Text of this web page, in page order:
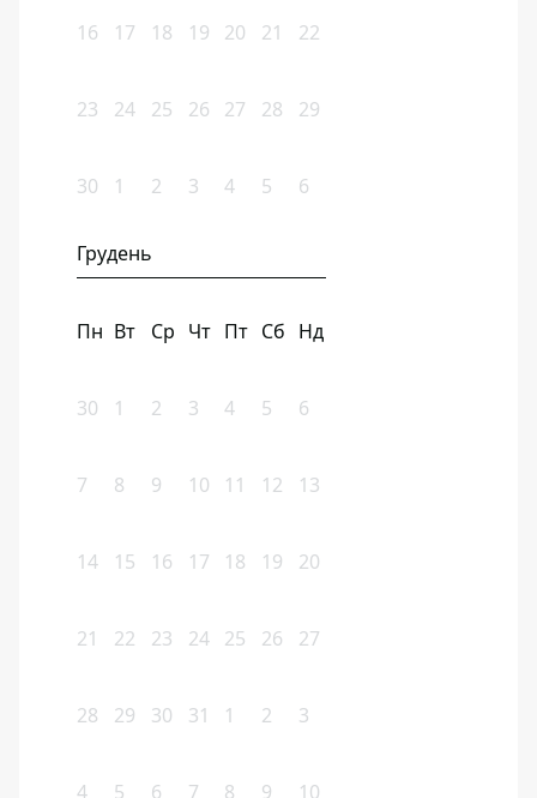
16 17 18 19 20 21 22
23 24 25 26 27 28 29
30 1 2 3 4 5 6
Грудень
Пн Вт Ср Чт Пт Сб Нд
30 1 2 3 4 5 6
7 8 9 10 11 12 13
14 15 16 17 18 19 20
21 22 23 24 25 26 27
28 29 30 31 1 2 3
4 5 6 7 8 9 10